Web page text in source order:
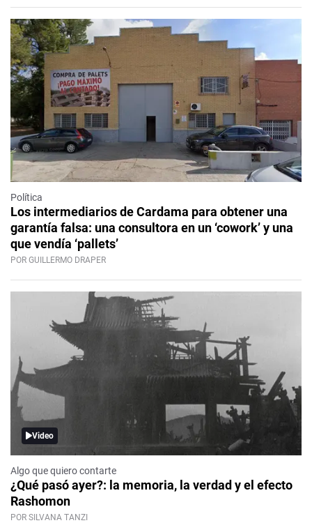
Política
Los intermediarios de Cardama para obtener una
garantía falsa: una consultora en un ‘cowork’ y una
que vendía ‘pallets’
POR GUILLERMO DRAPER
Video
Algo que quiero contarte
¿Qué pasó ayer?: la memoria, la verdad y el efecto
Rashomon
POR SILVANA TANZI